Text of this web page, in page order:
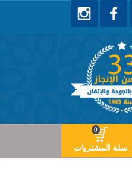
سلة المشتريات
0